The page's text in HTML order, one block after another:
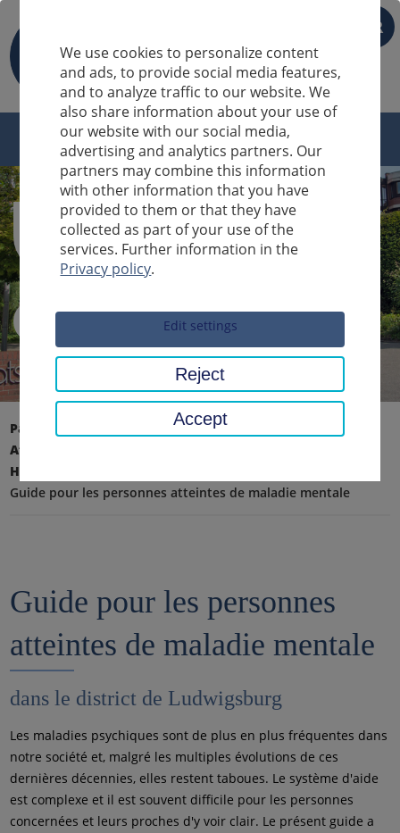
FR
Sucheingabe
Page d'accueil
Affaires sociales, jeunesse, famille
Handicap & expérience en psychiatrie
Guide pour les personnes atteintes de maladie mentale
Guide pour les personnes
atteintes de maladie mentale
dans le district de Ludwigsburg
Les maladies psychiques sont de plus en plus fréquentes dans
notre société et, malgré les multiples évolutions de ces
dernières décennies, elles restent taboues. Le système d'aide
est complexe et il est souvent difficile pour les personnes
concernées et leurs proches d'y voir clair. Le présent guide a
We use cookies to personalize content
and ads, to provide social media features,
and to analyze traffic to our website. We
also share information about your use of
our website with our social media,
advertising and analytics partners. Our
partners may combine this information
with other information that you have
provided to them or that they have
collected as part of your use of the
services. Further information in the
Privacy policy.
Edit settings
Reject
Accept